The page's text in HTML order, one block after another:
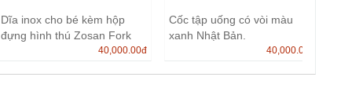
Dĩa inox cho bé kèm hộp
đựng hình thú Zosan Fork
40,000.00đ
Cốc tập uống có vòi màu
xanh Nhật Bản.
40,000.00